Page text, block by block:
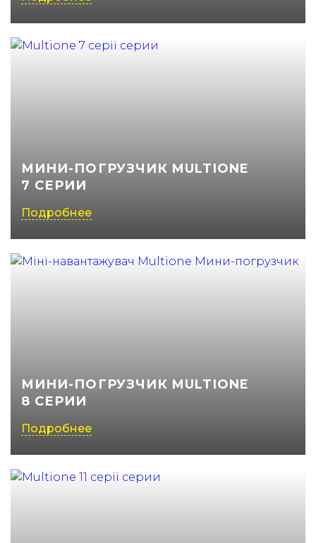
МИНИ-ПОГРУЗЧИК MULTIONE
7 СЕРИИ
Подробнее
МИНИ-ПОГРУЗЧИК MULTIONE
8 СЕРИИ
Подробнее